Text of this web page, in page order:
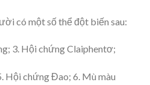
có một số thể đột biến sau:
3. Hội chứng Claiphentơ;
Hội chứng Đao; 6. Mù màu